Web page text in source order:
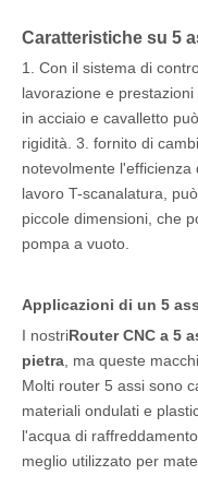
Caratteristiche su 5
1. Con il sistema di
lavorazione e
in acciaio e cavalletto
rigidità. 3. fornito di
notevolmente
lavoro T-scanalatura,
piccole dimensioni, che
pompa a vuoto.
Applicazioni di un 5
I nostriRouter CNC a 5
pietra , ma queste
Molti router 5 assi sono
materiali ondulati e
l'acqua di
meglio utilizzato per